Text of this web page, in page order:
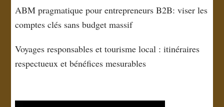
ABM pragmatique pour entrepreneurs B2B: viser les
comptes clés sans budget massif
Voyages responsables et tourisme local : itinéraires
respectueux et bénéfices mesurables